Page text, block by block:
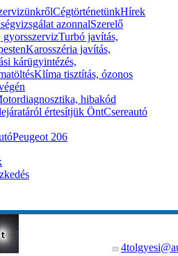
CégtörténetünkHírek
azonnalSzerelő
gyorsszervizTurbó javítás,
Karosszéria javítás,
kárügyintézés,
Klíma tisztítás, ózonos
hibakód
értesítjük ÖntCsereautó
Peugeot 206